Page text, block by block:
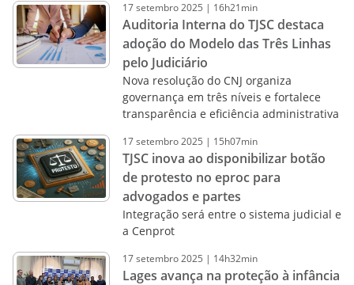
17setembro2025 | 16h21min
Auditoria Interna do TJSC destaca
adoção do Modelo das Três Linhas
pelo Judiciário
Nova resolução do CNJ organiza
governança em três níveis e fortalece
transparência e eficiência administrativa
17setembro2025 | 15h07min
TJSC inova ao disponibilizar botão
de protesto no eproc para
advogados e partes
Integração será entre o sistema judicial e
a Cenprot
17setembro2025 | 14h32min
Lages avança na proteção à infância